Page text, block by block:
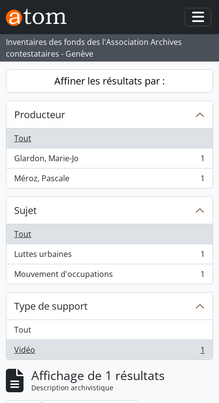
Skip to main content
Inventaires des fonds des l'Association Archives
contestataires - Genève
Affiner les résultats par :
Producteur
Tout
Glardon, Marie-Jo
, 1 résultats
1
Méroz, Pascale
, 1 résultats 1
Sujet
Tout
Luttes urbaines
, 1 résultats
1
Mouvement d'occupations
, 1 résultats 1
Type de support
Tout
Vidéo
, 1 résultats 1
Affichage de 1 résultats
Description archivistique